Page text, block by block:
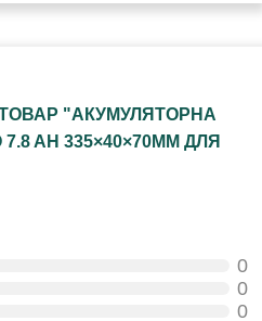
ТОВАР "АКУМУЛЯТОРНА
AH 335×40×70MM ДЛЯ
0
0
0